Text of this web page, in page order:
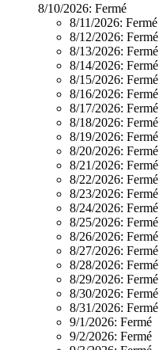
8/10/2026: Fermé
8/11/2026: Fermé
8/12/2026: Fermé
8/13/2026: Fermé
8/14/2026: Fermé
8/15/2026: Fermé
8/16/2026: Fermé
8/17/2026: Fermé
8/18/2026: Fermé
8/19/2026: Fermé
8/20/2026: Fermé
8/21/2026: Fermé
8/22/2026: Fermé
8/23/2026: Fermé
8/24/2026: Fermé
8/25/2026: Fermé
8/26/2026: Fermé
8/27/2026: Fermé
8/28/2026: Fermé
8/29/2026: Fermé
8/30/2026: Fermé
8/31/2026: Fermé
9/1/2026: Fermé
9/2/2026: Fermé